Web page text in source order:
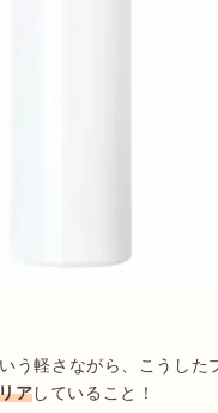
う軽さながら、こうした
アしていること！